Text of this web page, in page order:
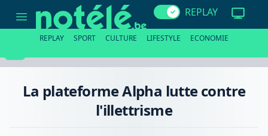
plateforme
Alpha
REPLAY
REPLAY SPORT CULTURE LIFESTYLE ECONOMIE
La plateforme Alpha lutte contre
l'illettrisme